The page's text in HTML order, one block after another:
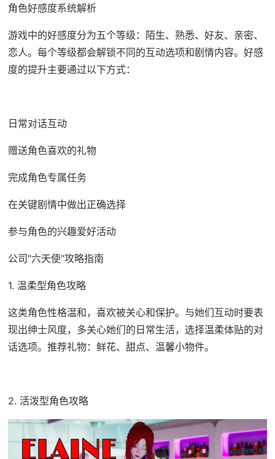
角色好感度系统解析
游戏中的好感度分为五个等级：陌生、熟悉、好友、亲密、
恋人。每个等级都会解锁不同的互动选项和剧情内容。好感
度的提升主要通过以下方式：
日常对话互动
赠送角色喜欢的礼物
完成角色专属任务
在关键剧情中做出正确选择
参与角色的兴趣爱好活动
公司"六天使"攻略指南
1. 温柔型角色攻略
这类角色性格温和，喜欢被关心和保护。与她们互动时要表
现出绅士风度，多关心她们的日常生活，选择温柔体贴的对
话选项。推荐礼物：鲜花、甜点、温馨小物件。
2. 活泼型角色攻略